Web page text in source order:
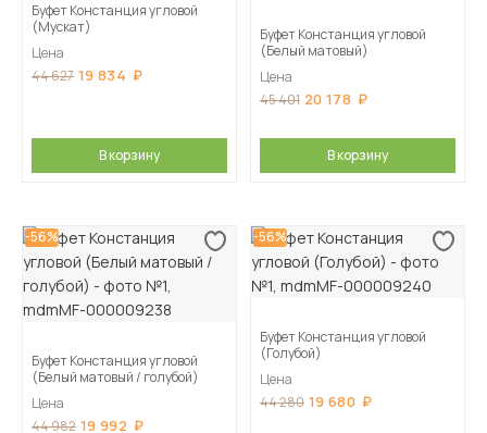
Буфет Констанция угловой
(Мускат)
Цена
44 627 19 834
В корзину
Буфет Констанция угловой
(Белый матовый)
Цена
45 401 20 178
В корзину
-56%
Буфет Констанция угловой
(Белый матовый / голубой)
Цена
44 982 19 992
-56%
Буфет Констанция угловой
(Голубой)
Цена
44 280 19 680